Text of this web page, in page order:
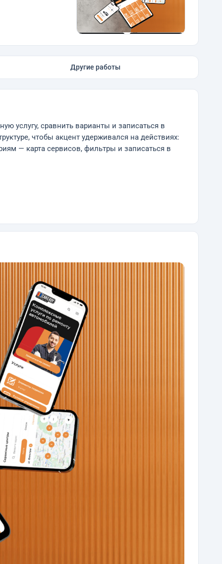
Другие работы
услугу, сравнить варианты и записаться в
чтобы акцент удерживался на действиях:
— карта сервисов, фильтры и записаться в